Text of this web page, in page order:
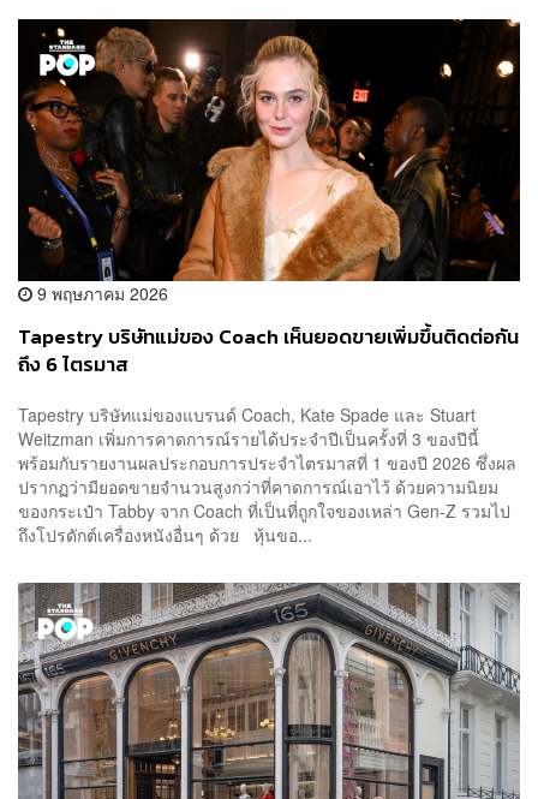
9 พฤษภาคม 2026
Tapestry บริษัทแม่ของ Coach เห็นยอดขายเพิ่มขึ้นติดต่อกัน
ถึง 6 ไตรมาส
Tapestry บริษัทแม่ของแบรนด์ Coach, Kate Spade และ Stuart
Weitzman เพิ่มการคาดการณ์รายได้ประจำปีเป็นครั้งที่ 3 ของปีนี้
พร้อมกับรายงานผลประกอบการประจำไตรมาสที่ 1 ของปี 2026 ซึ่งผล
ปรากฏว่ามียอดขายจำนวนสูงกว่าที่คาดการณ์เอาไว้ ด้วยความนิยม
ของกระเป๋า Tabby จาก Coach ที่เป็นที่ถูกใจของเหล่า Gen-Z รวมไป
ถึงโปรดักต์เครื่องหนังอื่นๆ ด้วย หุ้นขอ...